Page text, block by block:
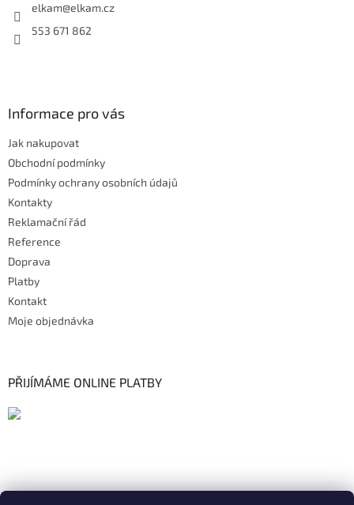
elkam@elkam.cz
553 671 862
Informace pro vás
Jak nakupovat
Obchodní podmínky
Podmínky ochrany osobních údajů
Kontakty
Reklamační řád
Reference
Doprava
Platby
Kontakt
Moje objednávka
PŘIJÍMÁME ONLINE PLATBY